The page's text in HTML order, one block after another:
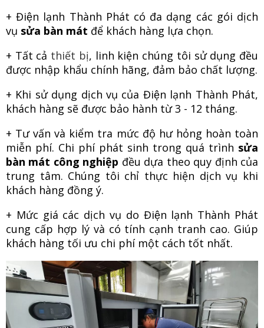
+ Điện lạnh Thành Phát có đa dạng các gói dịch
vụ sửa bàn mát để khách hàng lựa chọn.
+ Tất cả thiết bị, linh kiện chúng tôi sử dụng đều
được nhập khẩu chính hãng, đảm bảo chất lượng.
+ Khi sử dụng dịch vụ của Điện lạnh Thành Phát,
khách hàng sẽ được bảo hành từ 3 - 12 tháng.
+ Tư vấn và kiểm tra mức độ hư hỏng hoàn toàn
miễn phí. Chi phí phát sinh trong quá trình sửa
bàn mát công nghiệp đều dựa theo quy định của
trung tâm. Chúng tôi chỉ thực hiện dịch vụ khi
khách hàng đồng ý.
+ Mức giá các dịch vụ do Điện lạnh Thành Phát
cung cấp hợp lý và có tính cạnh tranh cao. Giúp
khách hàng tối ưu chi phí một cách tốt nhất.